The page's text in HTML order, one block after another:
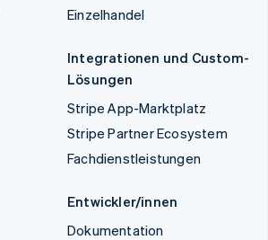
Einzelhandel
Integrationen und Custom-
Lösungen
Stripe App-Marktplatz
Stripe Partner Ecosystem
Fachdienstleistungen
Entwickler/innen
Dokumentation